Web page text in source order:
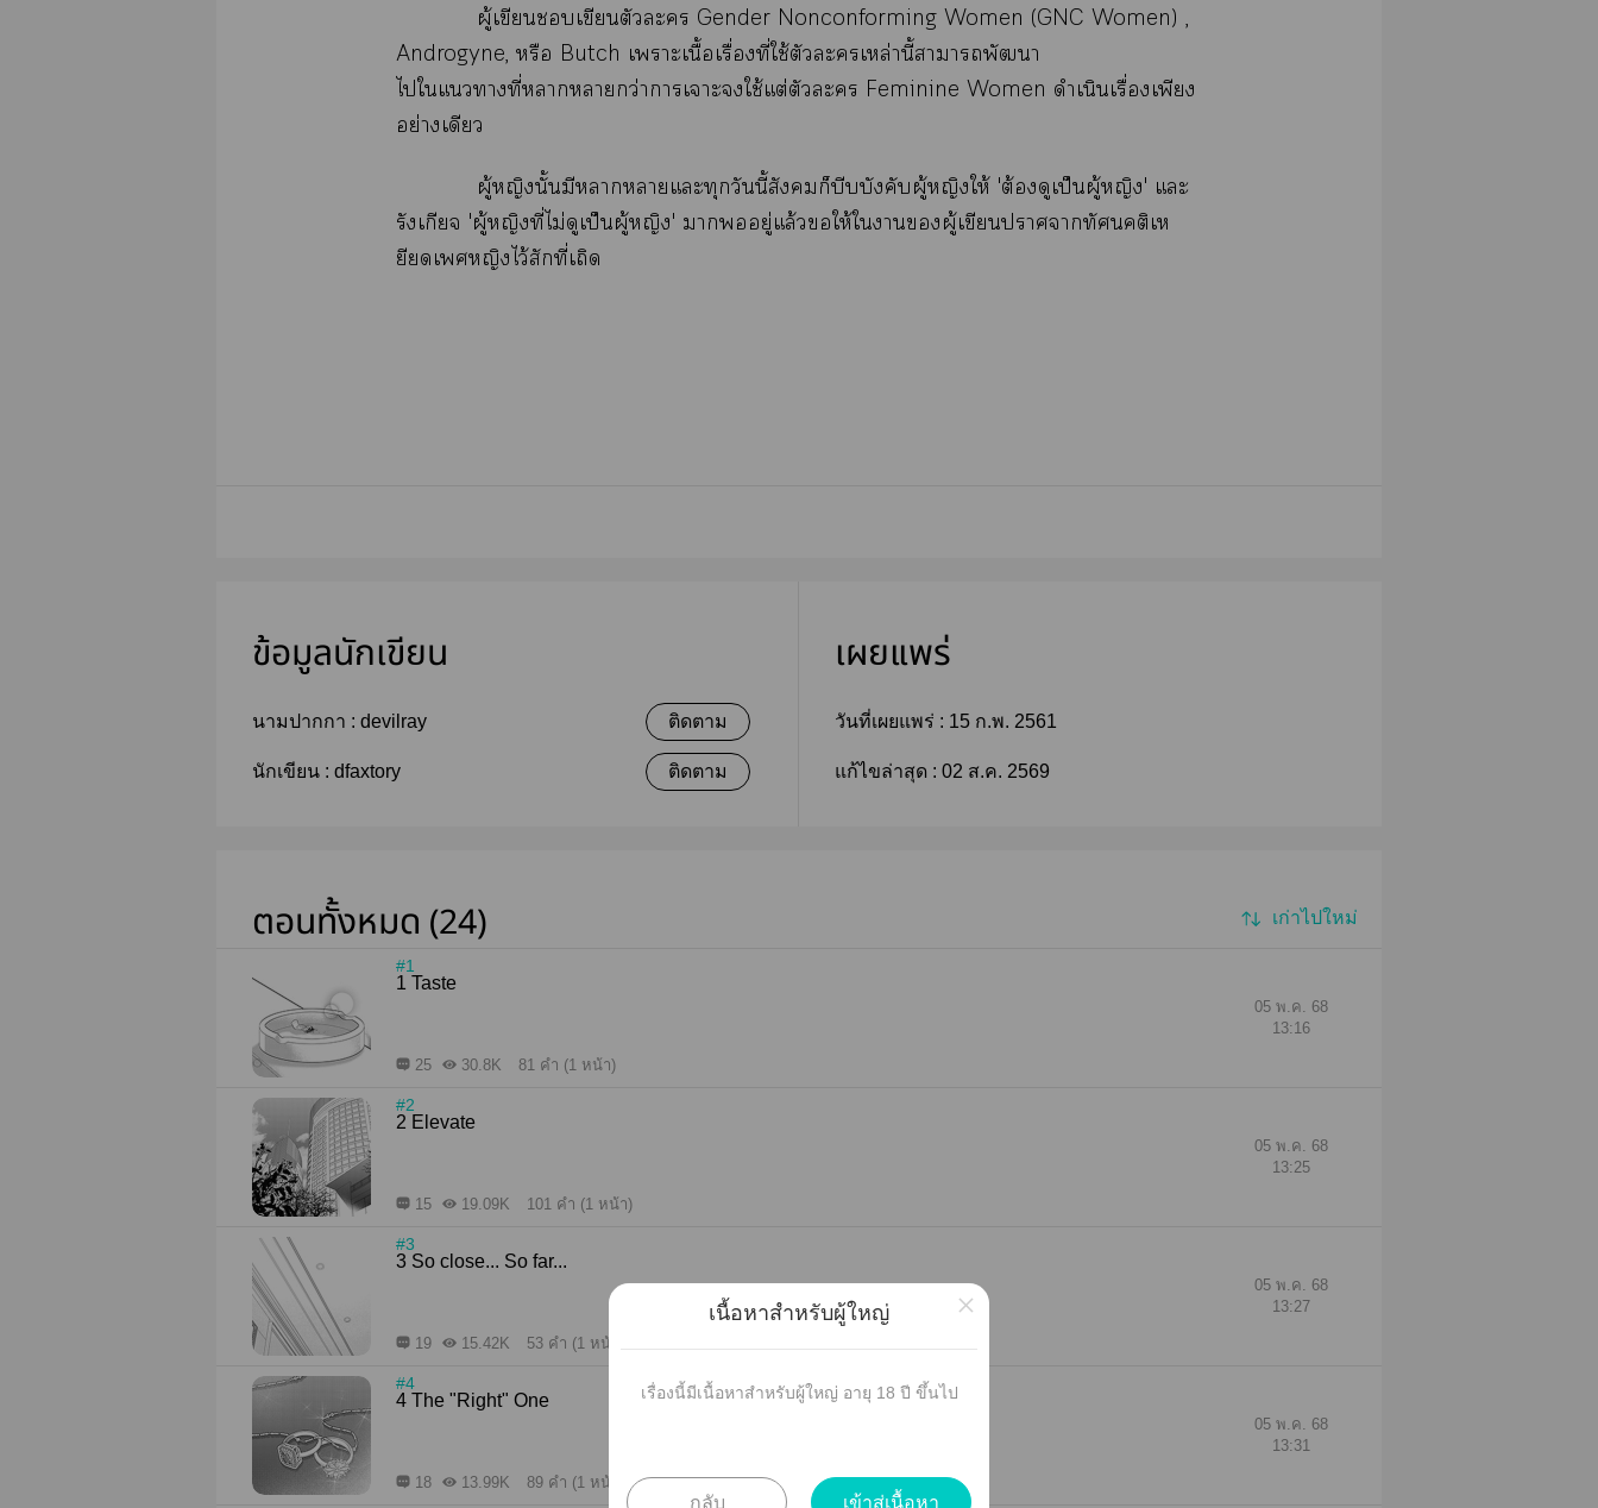
ผู้เขียนเขียนตัวะ Gender Nonconforming Women (GNC Women) ,
Androgyne, หรือ Butch เาะเนื้อเรื่องที่ใช้ตัวะเหล่านี้าาพัฒนา
ไใแาที่าากว่าาเาะใช้แต่ตัวะ Feminine Women ดำเนินเรื่องเพียง
อย่างเดียว
ผู้หญิงนั้นมีาาแะทุกวันนี้สังคมก็บีบบังคับผู้หญิงให้ 'ต้องดูเป็นผู้หญิง' แะ
รังเกียจ 'ผู้หญิงที่ไม่ดูเป็นผู้หญิง' าอยู่แล้วให้ใาผู้เขียนาาทัศนคติเห
ยียดเหญิงไว้สักที่เถิด
ข้อมูลนักเขียน
นามปากกา : devilray ติดตาม
นักเขียน : dfaxtory ติดตาม
เผยแพร่
วันที่เผยแพร่ : 15 ก.พ. 2561
แก้ไขล่าสุด : 02 ส.ค. 2569
ตอนทั้งหมด (24) เก่าไปใหม่
#1
1 Taste
25 30.8K 81 คำ (1 หน้า)
05 พ.ค. 68
13:16
#2
2 Elevate
15 19.09K 101 คำ (1 หน้า)
05 พ.ค. 68
13:25
#3
3 So close... So far...
19 15.42K 53 คำ (1 หน้า)
05 พ.ค. 68
13:27
#4
4 The "Right" One
18 13.99K 89 คำ (1 หน้า)
05 พ.ค. 68
13:31
เนื้อหาสำหรับผู้ใหญ่
เรื่องนี้มีเนื้อหาสำหรับผู้ใหญ่ อายุ 18 ปี ขึ้นไป
กลับ เข้าสู่เนื้อหา
×